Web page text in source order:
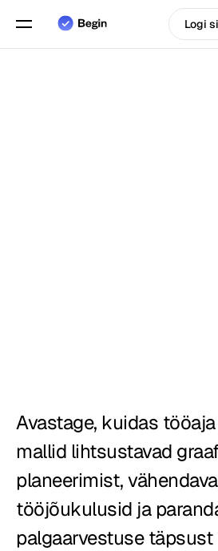
Kõrtsid
Pagariärid
Toitlustus
Hinnad
Logi
Avastage, kuidas
mallid lihtsustavad
planeerimist,
tööjõukulusid ja
palgaarvestuse